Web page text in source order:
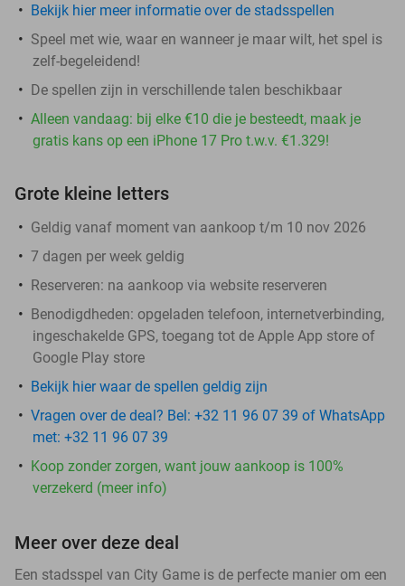
Bekijk hier meer informatie over de stadsspellen
Speel met wie, waar en wanneer je maar wilt, het spel is
zelf-begeleidend!
De spellen zijn in verschillende talen beschikbaar
Alleen vandaag: bij elke €10 die je besteedt, maak je
gratis kans op een iPhone 17 Pro t.w.v. €1.329!
Grote kleine letters
Geldig vanaf moment van aankoop t/m 10 nov 2026
7 dagen per week geldig
Reserveren: na aankoop via website reserveren
Benodigdheden: opgeladen telefoon, internetverbinding,
ingeschakelde GPS, toegang tot de Apple App store of
Google Play store
Bekijk hier waar de spellen geldig zijn
Vragen over de deal? Bel: +32 11 96 07 39 of WhatsApp
met: +32 11 96 07 39
Koop zonder zorgen, want jouw aankoop is 100%
verzekerd (meer info)
Meer over deze deal
Een stadsspel van City Game is de perfecte manier om een